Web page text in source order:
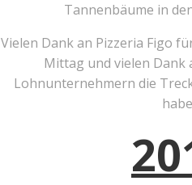
Tannenbäume in
Vielen Dank an Pizzeria Figo
Mittag und vielen Dank
Lohnunternehmern die